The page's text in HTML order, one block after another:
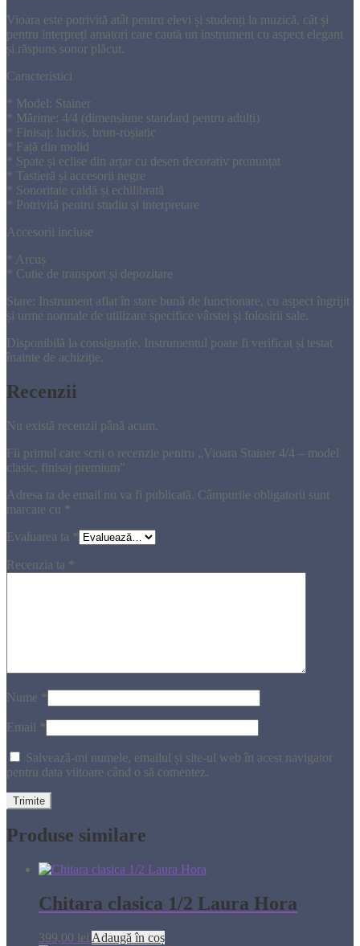
Vioara este potrivită atât pentru elevi și studenți la muzică, cât și
pentru interpreți amatori care caută un instrument cu aspect elegant
și răspuns sonor plăcut.
Caracteristici
* Model: Stainer
* Mărime: 4/4 (dimensiune standard pentru adulți)
* Finisaj: lucios, brun-roșiatic
* Față din molid
* Spate și eclise din arțar cu desen decorativ pronunțat
* Tastieră și accesorii negre
* Sonoritate caldă și echilibrată
* Potrivită pentru studiu și interpretare
Accesorii incluse
* Arcuș
* Cutie de transport și depozitare
Stare: Instrument aflat în stare bună de funcționare, cu aspect îngrijit
și urme normale de utilizare specifice vârstei și folosirii sale.
Disponibilă la consignație. Instrumentul poate fi verificat și testat
înainte de achiziție.
Recenzii
Nu există recenzii până acum.
Fii primul care scrii o recenzie pentru „Vioara Stainer 4/4 – model
clasic, finisaj premium”
Adresa ta de email nu va fi publicată. Câmpurile obligatorii sunt
marcate cu *
Evaluarea ta *
Recenzia ta *
Nume *
Email *
Salvează-mi numele, emailul și site-ul web în acest navigator
pentru data viitoare când o să comentez.
Produse similare
Chitara clasica 1/2 Laura Hora
399,00 lei Adaugă în coș